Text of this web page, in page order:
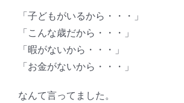
「子どもがいるから・・・」
「こんな歳だから・・・」
「暇がないから・・・」
「お金がないから・・・」
なんて言ってました。